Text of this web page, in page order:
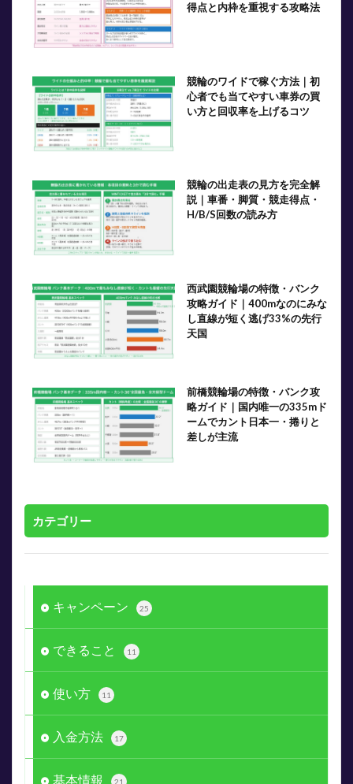
得点と内枠を重視する攻略法
競輪のワイドで稼ぐ方法｜初
心者でも当てやすい車券の買
い方と回収率を上げるコツ
競輪の出走表の見方を完全解
説｜車番・脚質・競走得点・
H/B/S回数の読み方
西武園競輪場の特徴・バンク
攻略ガイド｜400mなのにみな
し直線が短く逃げ33%の先行
天国
前橋競輪場の特徴・バンク攻
略ガイド｜国内唯一の335mド
ームでカント日本一・捲りと
差しが主流
カテゴリー
キャンペーン 25
できること 11
使い方 11
入金方法 17
基本情報 21